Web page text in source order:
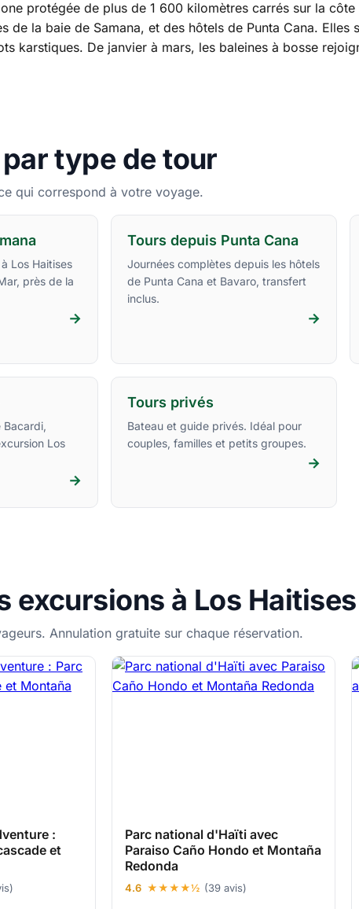
protégée de plus de 1 600 kilomètres carrés sur la
de la baie de Samana, et des hôtels de Punta Cana.
karstiques. De janvier à mars, les baleines à bosse
type de tour
qui correspond à votre voyage.
Los Haitises
près de la
→
Tours depuis Punta Cana
Journées complètes depuis les hôtels
de Punta Cana et Bavaro, transfert
inclus.
→
Bacardi,
Los
→
Tours privés
Bateau et guide privés. Idéal pour
couples, familles et petits groupes.
→
excursions à Los Haitises
Annulation gratuite sur chaque réservation.
:
et
Parc national d'Haïti avec
Paraiso Caño Hondo et Montaña
Redonda
4.6 ★★★★½ (39 avis)